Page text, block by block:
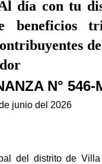
día con tu
beneficios
N° 546-
junio del 2026
del distrito de